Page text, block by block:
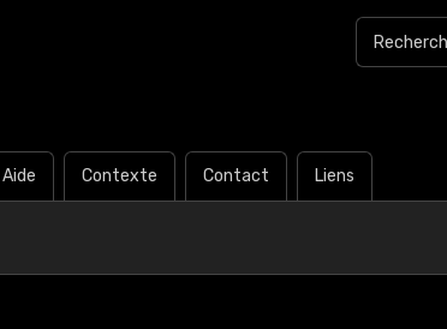
Aide Contexte Contact Liens